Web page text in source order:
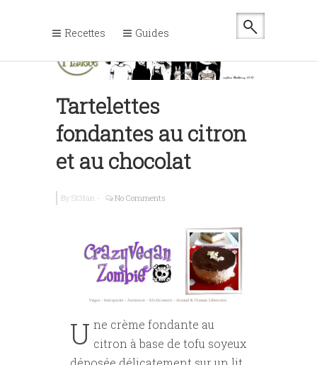
Recettes Guides
Tartelettes
fondantes au citron
et au chocolat
By St3fan - No Comments
U ne crème fondante au
citron à base de tofu soyeux